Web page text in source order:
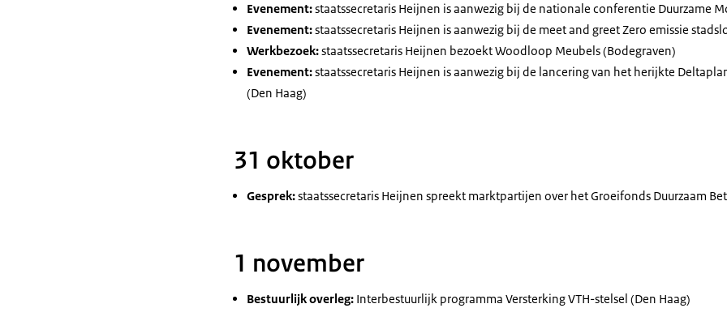
Evenement:staatssecretaris Heijnen is aanwezig bij de nationale conferentie Duurzame
Evenement:staatssecretaris Heijnen is aanwezig bij de meet and greet Zero emissie
Werkbezoek:staatssecretaris Heijnen bezoekt Woodloop Meubels (Bodegraven)
Evenement:staatssecretaris Heijnen is aanwezig bij de lancering van het herijkte
(Den Haag)
31 oktober
Gesprek:staatssecretaris Heijnen spreekt marktpartijen over het Groeifonds Duurzaam
1 november
Bestuurlijk overleg: Interbestuurlijk programma Versterking VTH-stelsel (Den Haag)